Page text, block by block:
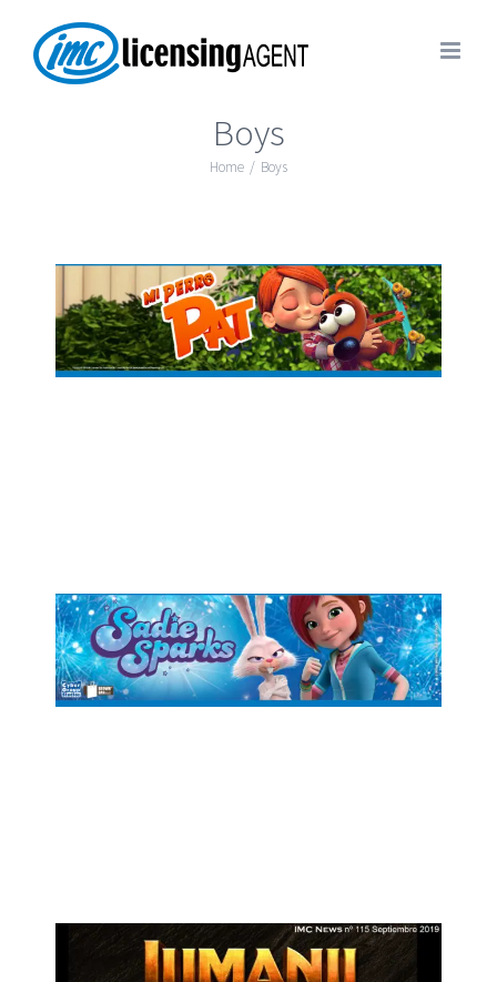
Boys
Home / Boys